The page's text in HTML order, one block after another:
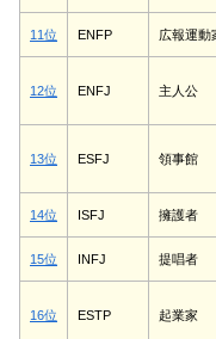
11位 ENFP 広報運動
12位 ENFJ 主人公
13位 ESFJ 領事館
14位 ISFJ 擁護者
15位 INFJ 提唱者
16位 ESTP 起業家